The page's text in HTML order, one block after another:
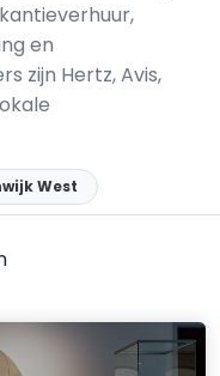
en
zijn Hertz, Avis,
West